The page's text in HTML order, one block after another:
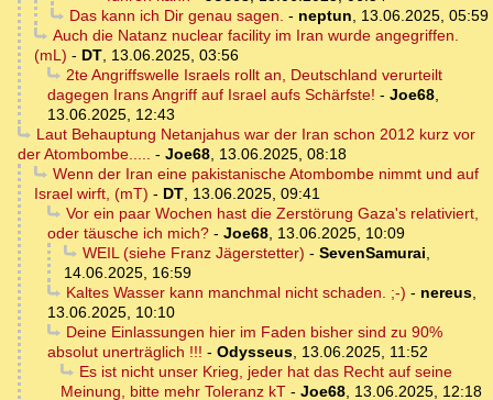
Das kann ich Dir genau sagen. - neptun, 13.06.2025, 05:59
Auch die Natanz nuclear facility im Iran wurde angegriffen.
(mL) - DT, 13.06.2025, 03:56
2te Angriffswelle Israels rollt an, Deutschland verurteilt
dagegen Irans Angriff auf Israel aufs Schärfste! - Joe68,
13.06.2025, 12:43
Laut Behauptung Netanjahus war der Iran schon 2012 kurz vor
der Atombombe..... - Joe68, 13.06.2025, 08:18
Wenn der Iran eine pakistanische Atombombe nimmt und auf
Israel wirft, (mT) - DT, 13.06.2025, 09:41
Vor ein paar Wochen hast die Zerstörung Gaza's relativiert,
oder täusche ich mich? - Joe68, 13.06.2025, 10:09
WEIL (siehe Franz Jägerstetter) - SevenSamurai,
14.06.2025, 16:59
Kaltes Wasser kann manchmal nicht schaden. ;-) - nereus,
13.06.2025, 10:10
Deine Einlassungen hier im Faden bisher sind zu 90%
absolut unerträglich !!! - Odysseus, 13.06.2025, 11:52
Es ist nicht unser Krieg, jeder hat das Recht auf seine
Meinung, bitte mehr Toleranz kT - Joe68, 13.06.2025, 12:18